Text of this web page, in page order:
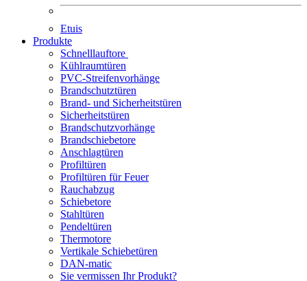
Etuis
Produkte
Schnelllauftore
Kühlraumtüren
PVC-Streifenvorhänge
Brandschutztüren
Brand- und Sicherheitstüren
Sicherheitstüren
Brandschutzvorhänge
Brandschiebetore
Anschlagtüren
Profiltüren
Profiltüren für Feuer
Rauchabzug
Schiebetore
Stahltüren
Pendeltüren
Thermotore
Vertikale Schiebetüren
DAN-matic
Sie vermissen Ihr Produkt?